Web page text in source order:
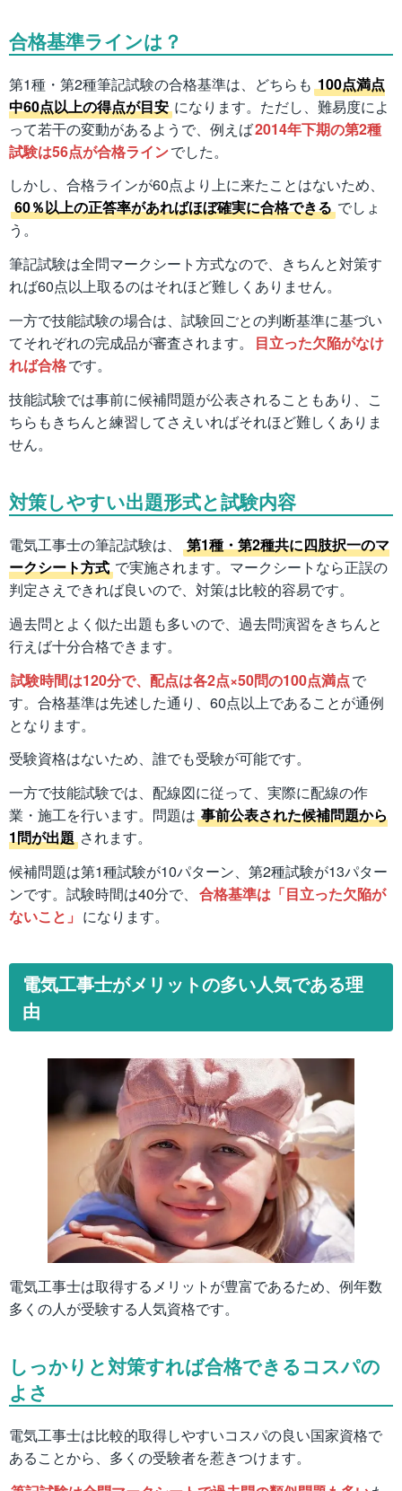
合格基準ラインは？
第1種・第2種筆記試験の合格基準は、どちらも 100点満点
中60点以上の得点が目安 になります。ただし、難易度によ
って若干の変動があるようで、例えば2014年下期の第2種
試験は56点が合格ラインでした。
しかし、合格ラインが60点より上に来たことはないため、
60％以上の正答率があればほぼ確実に合格できる でしょ
う。
筆記試験は全問マークシート方式なので、きちんと対策す
れば60点以上取るのはそれほど難しくありません。
一方で技能試験の場合は、試験回ごとの判断基準に基づい
てそれぞれの完成品が審査されます。
目立った欠陥がなけ
れば合格です。
技能試験では事前に候補問題が公表されることもあり、こ
ちらもきちんと練習してさえいればそれほど難しくありま
せん。
対策しやすい出題形式と試験内容
電気工事士の筆記試験は、
第1種・第2種共に四肢択一のマ
ークシート方式 で実施されます。マークシートなら正誤の
判定さえできれば良いので、対策は比較的容易です。
過去問とよく似た出題も多いので、過去問演習をきちんと
行えば十分合格できます。
試験時間は120分で、配点は各2点×50問の100点満点で
す。合格基準は先述した通り、60点以上であることが通例
となります。
受験資格はないため、誰でも受験が可能です。
一方で技能試験では、配線図に従って、実際に配線の作
業・施工を行います。問題は 事前公表された候補問題から
1問が出題 されます。
候補問題は第1種試験が10パターン、第2種試験が13パター
ンです。試験時間は40分で、 合格基準は「目立った欠陥が
ないこと」 になります。
電気工事士がメリットの多い人気である理
由
電気工事士は取得するメリットが豊富であるため、例年数
多くの人が受験する人気資格です。
しっかりと対策すれば合格できるコスパの
よさ
電気工事士は比較的取得しやすいコスパの良い国家資格で
あることから、多くの受験者を惹きつけます。